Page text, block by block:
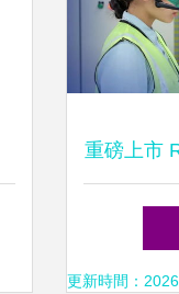
重磅上市
防爆型工
啟電腦圖
更新時間：